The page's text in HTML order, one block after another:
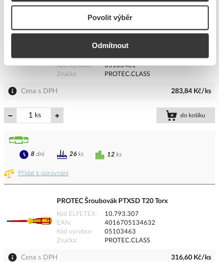
Povolit výběr
Odmítnout
Přidat k porovnání
PROTEC Šroubovák PTXSD T10 Torx
Kód ELFETEX
10.793.305
EAN
4016705134618
Kód výrobce
05103461
Značka
PROTEC.CLASS
Cena s DPH 283,84 Kč/ks
ks do košíku
Přidat k porovnání
12 ks
8 dní 26 ks
PROTEC Šroubovák PTXSD T20 Torx
Kód ELFETEX
10.793.307
EAN
4016705134632
Kód výrobce
05103463
Značka
PROTEC.CLASS
Cena s DPH 316,60 Kč/ks